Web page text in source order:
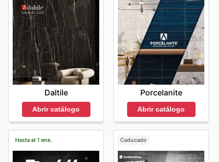
Daltile
Abrir catálogo
Porcelanite
Abrir catálogo
Hasta el 1 ene. Caducado